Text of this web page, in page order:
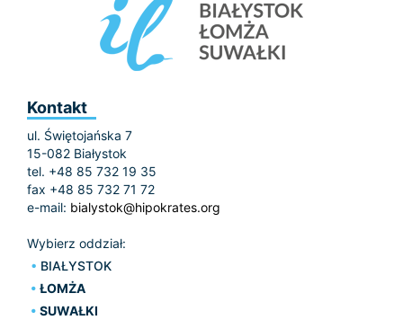
Kontakt
ul. Świętojańska 7
15-082 Białystok
tel. +48 85 732 19 35
fax +48 85 732 71 72
e-mail: bialystok@hipokrates.org
Wybierz oddział:
BIAŁYSTOK
ŁOMŻA
SUWAŁKI